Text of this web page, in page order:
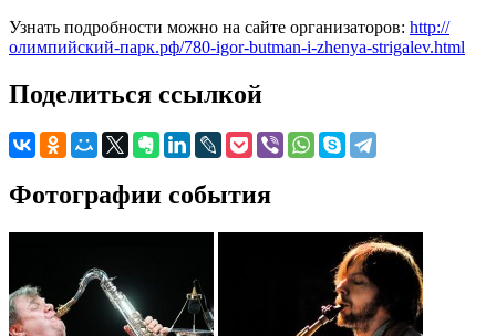
Узнать подробности можно на сайте организаторов: http://
олимпийский-парк.рф/780-igor-butman-i-zhenya-strigalev.html
Поделиться ссылкой
Фотографии события